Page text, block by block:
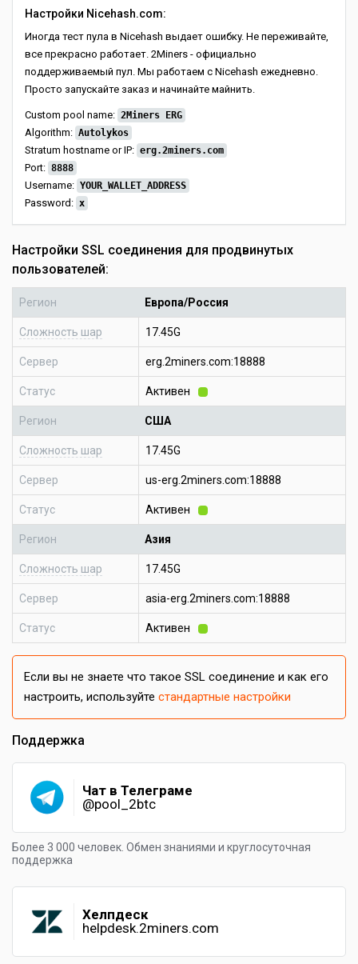
Настройки Nicehash.com:
Иногда тест пула в Nicehash выдает ошибку. Не переживайте,
все прекрасно работает. 2Miners - официально
поддерживаемый пул. Мы работаем с Nicehash ежедневно.
Просто запускайте заказ и начинайте майнить.
Custom pool name: 2Miners ERG
Algorithm: Autolykos
Stratum hostname or IP: erg.2miners.com
Port: 8888
Username: YOUR_WALLET_ADDRESS
Password: x
Настройки SSL соединения для продвинутых
пользователей:
Регион Европа/Россия
Сложность шар 17.45G
Сервер erg.2miners.com:18888
Статус Активен
Регион США
Сложность шар 17.45G
Сервер us-erg.2miners.com:18888
Статус Активен
Регион Азия
Сложность шар 17.45G
Сервер asia-erg.2miners.com:18888
Статус Активен
Если вы не знаете что такое SSL соединение и как его
настроить, используйте стандартные настройки
Поддержка
Чат в Телеграме
@pool_2btc
Более 3 000 человек. Обмен знаниями и круглосуточная
поддержка
Хелпдеск
helpdesk.2miners.com